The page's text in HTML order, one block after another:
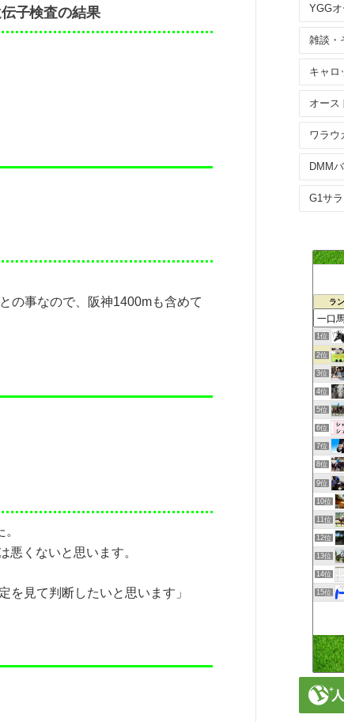
子検査の結果
の事なので、阪神1400mも含めて
悪くないと思います。
を見て判断したいと思います」
YGG
雑談・
キャロ
オース
ワラウ
DMM
G1サ
ラ
1位
2位
3位
4位
5位
6位
7位
8位
9位
10位
11位
12位
13位
14位
15位